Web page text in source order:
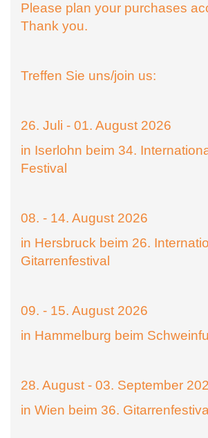
Please plan your purchases
Thank you.
Treffen Sie uns/join us:
26. Juli - 01. August 2026
in Iserlohn beim 34.
Festival
08. - 14. August 2026
in Hersbruck beim 26.
Gitarrenfestival
09. - 15. August 2026
in Hammelburg beim
28. August - 03. September
in Wien beim 36.